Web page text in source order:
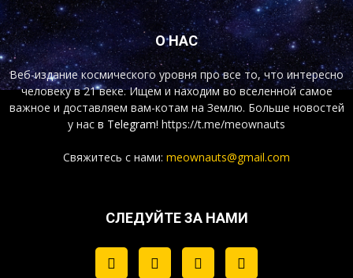
О НАС
Веб-издание космического уровня про все то, что интересно
человеку в 21 веке. Ищем и находим во вселенной самое
важное и доставляем вам-котам на Землю. Больше новостей
у нас в Telegram! https://t.me/meownauts
Свяжитесь с нами: meownauts@gmail.com
СЛЕДУЙТЕ ЗА НАМИ